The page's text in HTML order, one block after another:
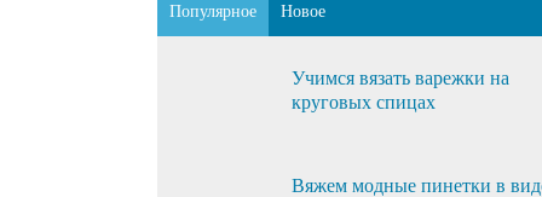
Популярное Новое
Учимся вязать варежки на
круговых спицах
Вяжем модные пинетки в